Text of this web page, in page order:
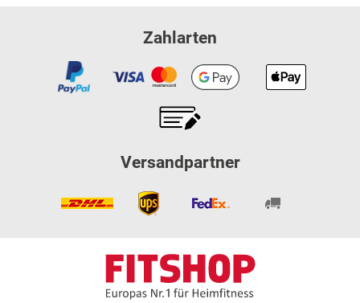
Zahlarten
Versandpartner